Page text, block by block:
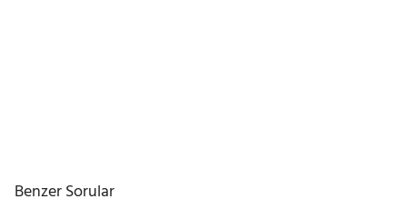
Benzer Sorular